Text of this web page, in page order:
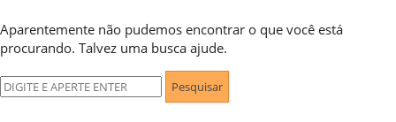
Aparentemente não pudemos encontrar o que você está
procurando. Talvez uma busca ajude.
Pesquisar
por: